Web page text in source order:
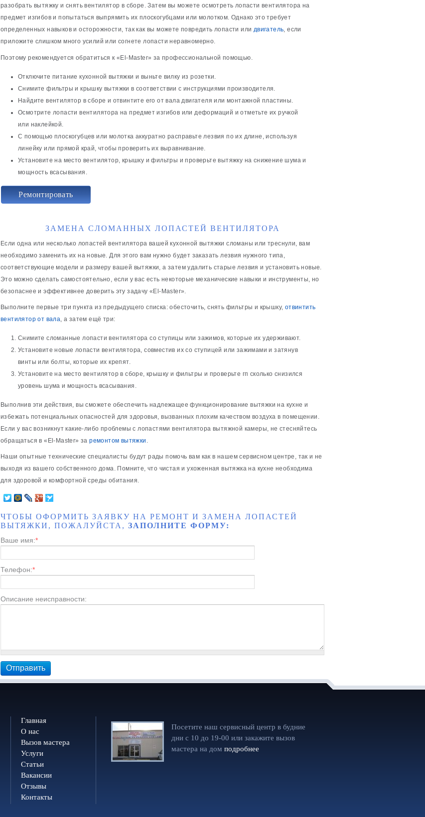
разобрать вытяжку и снять вентилятор в сборе. Затем вы можете осмотреть лопасти вентилятора на
предмет изгибов и попытаться выпрямить их плоскогубцами или молотком. Однако это требует
определенных навыков и осторожности, так как вы можете повредить лопасти или двигатель, если
приложите слишком много усилий или согнете лопасти неравномерно.
Поэтому рекомендуется обратиться к «El-Master» за профессиональной помощью.
Отключите питание кухонной вытяжки и выньте вилку из розетки.
Снимите фильтры и крышку вытяжки в соответствии с инструкциями производителя.
Найдите вентилятор в сборе и отвинтите его от вала двигателя или монтажной пластины.
Осмотрите лопасти вентилятора на предмет изгибов или деформаций и отметьте их ручкой
или наклейкой.
С помощью плоскогубцев или молотка аккуратно расправьте лезвия по их длине, используя
линейку или прямой край, чтобы проверить их выравнивание.
Установите на место вентилятор, крышку и фильтры и проверьте вытяжку на снижение шума и
мощность всасывания.
Ремонтировать
ЗАМЕНА СЛОМАННЫХ ЛОПАСТЕЙ ВЕНТИЛЯТОРА
Если одна или несколько лопастей вентилятора вашей кухонной вытяжки сломаны или треснули, вам
необходимо заменить их на новые. Для этого вам нужно будет заказать лезвия нужного типа,
соответствующие модели и размеру вашей вытяжки, а затем удалить старые лезвия и установить новые.
Это можно сделать самостоятельно, если у вас есть некоторые механические навыки и инструменты, но
безопаснее и эффективнее доверить эту задачу «El-Master».
Выполните первые три пункта из предыдущего списка: обесточить, снять фильтры и крышку, отвинтить
вентилятор от вала, а затем ещё три:
Снимите сломанные лопасти вентилятора со ступицы или зажимов, которые их удерживают.
Установите новые лопасти вентилятора, совместив их со ступицей или зажимами и затянув
винты или болты, которые их крепят.
Установите на место вентилятор в сборе, крышку и фильтры и проверьте гп сколько снизился
уровень шума и мощность всасывания.
Выполнив эти действия, вы сможете обеспечить надлежащее функционирование вытяжки на кухне и
избежать потенциальных опасностей для здоровья, вызванных плохим качеством воздуха в помещении.
Если у вас возникнут какие-либо проблемы с лопастями вентилятора вытяжной камеры, не стесняйтесь
обращаться в «El-Master» заремонтом вытяжки .
Наши опытные технические специалисты будут рады помочь вам как в нашем сервисном центре, так и не
выходя из вашего собственного дома. Помните, что чистая и ухоженная вытяжка на кухне необходима
для здоровой и комфортной среды обитания.
ЧТОБЫ ОФОРМИТЬ ЗАЯВКУ НА РЕМОНТ И ЗАМЕНА ЛОПАСТЕЙ
ВЫТЯЖКИ, ПОЖАЛУЙСТА, ЗАПОЛНИТЕ ФОРМУ:
Ваше имя:*
Телефон:*
Описание неисправности:
Главная
О нас
Вызов мастера
Услуги
Статьи
Вакансии
Отзывы
Контакты
Посетите наш сервисный центр в будние
дни с 10 до 19-00 или закажите вызов
мастера на дом подробнее